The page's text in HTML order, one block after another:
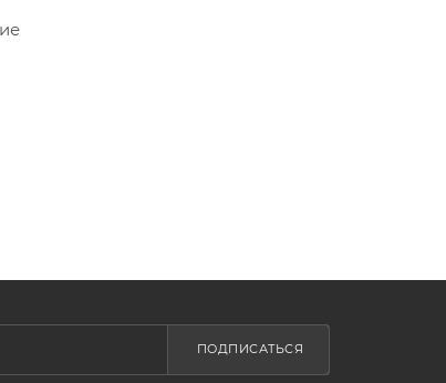
ПОДПИСАТЬСЯ